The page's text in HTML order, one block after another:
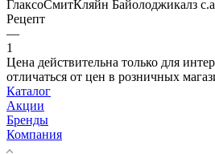
ГлаксоСмитКляйн Байолоджикалз
Рецепт
—
1
Цена действительна только для
отличаться от цен в розничных
Каталог
Акции
Бренды
Компания